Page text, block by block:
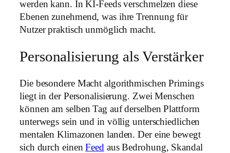
werden kann. In KI-Feeds verschmelzen diese
Ebenen zunehmend, was ihre Trennung für
Nutzer praktisch unmöglich macht.
Personalisierung als Verstärker
Die besondere Macht algorithmischen Primings
liegt in der Personalisierung. Zwei Menschen
können am selben Tag auf derselben Plattform
unterwegs sein und in völlig unterschiedlichen
mentalen Klimazonen landen. Der eine bewegt
sich durch einenFeed aus Bedrohung, Skandal